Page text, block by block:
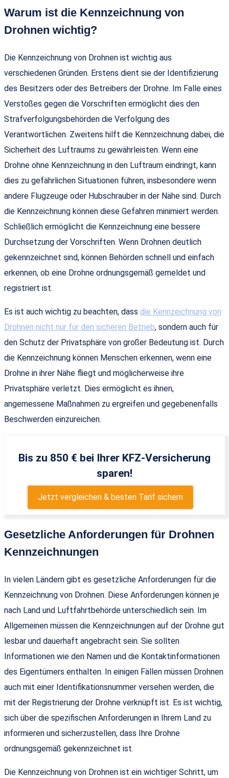
Warum ist die Kennzeichnung von
Drohnen wichtig?
Die Kennzeichnung von Drohnen ist wichtig aus
verschiedenen Gründen. Erstens dient sie der Identifizierung
des Besitzers oder des Betreibers der Drohne. Im Falle eines
Verstoßes gegen die Vorschriften ermöglicht dies den
Strafverfolgungsbehörden die Verfolgung des
Verantwortlichen. Zweitens hilft die Kennzeichnung dabei, die
Sicherheit des Luftraums zu gewährleisten. Wenn eine
Drohne ohne Kennzeichnung in den Luftraum eindringt, kann
dies zu gefährlichen Situationen führen, insbesondere wenn
andere Flugzeuge oder Hubschrauber in der Nähe sind. Durch
die Kennzeichnung können diese Gefahren minimiert werden.
Schließlich ermöglicht die Kennzeichnung eine bessere
Durchsetzung der Vorschriften. Wenn Drohnen deutlich
gekennzeichnet sind, können Behörden schnell und einfach
erkennen, ob eine Drohne ordnungsgemäß gemeldet und
registriert ist.
Es ist auch wichtig zu beachten, dass die Kennzeichnung von
Drohnen nicht nur für den sicheren Betrieb, sondern auch für
den Schutz der Privatsphäre von großer Bedeutung ist. Durch
die Kennzeichnung können Menschen erkennen, wenn eine
Drohne in ihrer Nähe fliegt und möglicherweise ihre
Privatsphäre verletzt. Dies ermöglicht es ihnen,
angemessene Maßnahmen zu ergreifen und gegebenenfalls
Beschwerden einzureichen.
Bis zu 850 € bei Ihrer KFZ-Versicherung
sparen!
Jetzt vergleichen & besten Tarif sichern
Gesetzliche Anforderungen für Drohnen
Kennzeichnungen
In vielen Ländern gibt es gesetzliche Anforderungen für die
Kennzeichnung von Drohnen. Diese Anforderungen können je
nach Land und Luftfahrtbehörde unterschiedlich sein. Im
Allgemeinen müssen die Kennzeichnungen auf der Drohne gut
lesbar und dauerhaft angebracht sein. Sie sollten
Informationen wie den Namen und die Kontaktinformationen
des Eigentümers enthalten. In einigen Fällen müssen Drohnen
auch mit einer Identifikationsnummer versehen werden, die
mit der Registrierung der Drohne verknüpft ist. Es ist wichtig,
sich über die spezifischen Anforderungen in Ihrem Land zu
informieren und sicherzustellen, dass Ihre Drohne
ordnungsgemäß gekennzeichnet ist.
Die Kennzeichnung von Drohnen ist ein wichtiger Schritt, um